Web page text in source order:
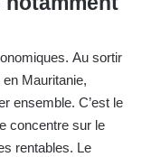
Au sortir
en Mauritanie,
ensemble. C’est le
concentre sur le
rentables. Le